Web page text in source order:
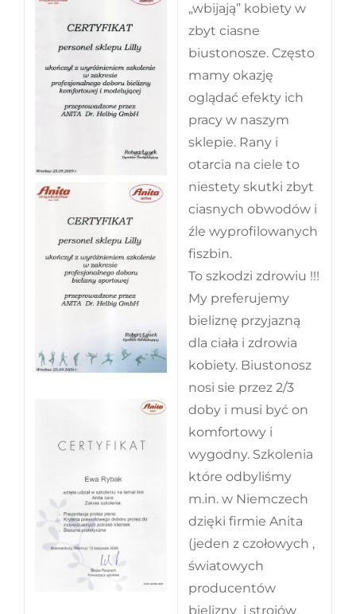
„wbijają” kobiety w
zbyt ciasne
biustonosze. Często
mamy okazję
oglądać efekty ich
pracy w naszym
sklepie. Rany i
otarcia na ciele to
niestety skutki zbyt
ciasnych obwodów i
źle wyprofilowanych
fiszbin.
To szkodzi zdrowiu !!!
My preferujemy
bieliznę przyjazną
dla ciała i zdrowia
kobiety. Biustonosz
nosi sie przez 2/3
doby i musi być on
komfortowy i
wygodny. Szkolenia
które odbyliśmy
m.in. w Niemczech
dzięki firmie Anita
(jeden z czołowych ,
światowych
producentów
bielizny i strojów